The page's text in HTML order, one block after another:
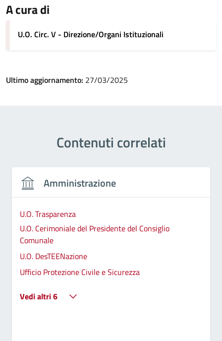
A cura di
U.O. Circ. V - Direzione/Organi Istituzionali
Ultimo aggiornamento: 27/03/2025
Contenuti correlati
Amministrazione
U.O. Trasparenza
U.O. Cerimoniale del Presidente del Consiglio
Comunale
U.O. DesTEENazione
Ufficio Protezione Civile e Sicurezza
Vedi altri 6